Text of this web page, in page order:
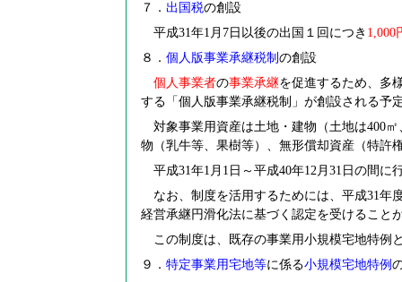
７． 出国税の創設
平成31年1月7日以後の出国１回につき 1,000
８． 個人版事業承継税制 の創設
個人事業者の事業承継を促進するため、多
する「個人版事業承継税制」が創設される予
対象事業用資産は土地・建物（土地は400
物（乳牛等、果樹等）、無形償却資産（特許
平成31年1月1日～平成40年12月31日の間に
なお、制度を活用するためには、平成31年
経営承継円滑化法に基づく認定を受けること
この制度は、既存の事業用小規模宅地特例
９． 特定事業用宅地等に係る小規模宅地特例